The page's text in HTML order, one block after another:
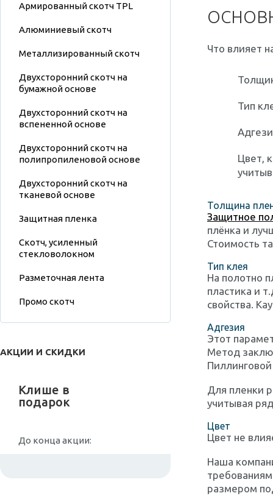
Армированный скотч TPL
Алюминиевый скотч
Металлизированный скотч
Двухсторонний скотч на
бумажной основе
Двухсторонний скотч на
вспененной основе
Двухсторонний скотч на
полипропиленовой основе
Двухсторонний скотч на
тканевой основе
Защитная пленка
Скотч, усиленный
стекловолокном
Разметочная лента
Промо скотч
АКЦИИ И СКИДКИ
Клише в
подарок
До конца акции:
Что влияет
Тип
Цвет,
Толщина
Защитное
плёнка и
Стоимость
Тип клея
На полотно
пластика и
свойства.
Адгезия
Этот
Метод
Для пленки
учитывая
Цвет
Цвет не
Наша
размером